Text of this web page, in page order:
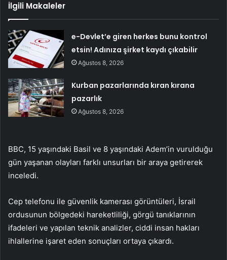
İlgili Makaleler
e-Devlet’e giren herkes bunu kontrol
etsin! Adınıza şirket kaydı çıkabilir
Ağustos 8, 2026
Kurban pazarlarında kıran kırana
pazarlık
Ağustos 8, 2026
BBC, 15 yaşındaki Basil ve 8 yaşındaki Adem’in vurulduğu
gün yaşanan olayları farklı unsurları bir araya getirerek
inceledi.
Cep telefonu ile güvenlik kamerası görüntüleri, İsrail
ordusunun bölgedeki hareketliliği, görgü tanıklarının
ifadeleri ve yapılan teknik analizler, ciddi insan hakları
ihlallerine işaret eden sonuçları ortaya çıkardı.